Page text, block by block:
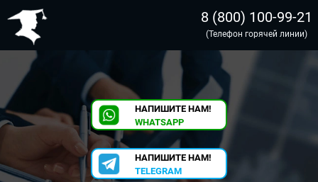
8 (800) 100-99-21
(Телефон горячей линии)
НАПИШИТЕ НАМ!
WHATSAPP
НАПИШИТЕ НАМ!
TELEGRAM